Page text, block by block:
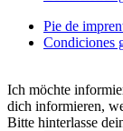
Pie de
Condiciones
Ich möchte
dich informieren,
Bitte hinterlasse